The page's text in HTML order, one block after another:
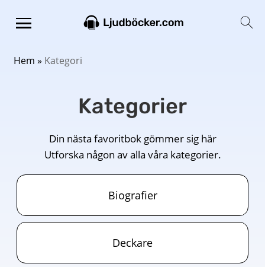
Hem » Kategori
Kategorier
Din nästa favoritbok gömmer sig här
Utforska någon av alla våra kategorier.
Biografier
Deckare